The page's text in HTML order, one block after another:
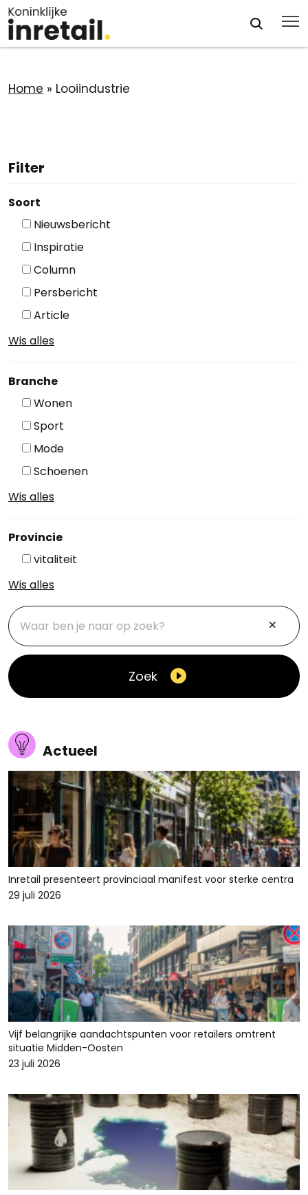
Home » Looiindustrie
Filter
Soort
Nieuwsbericht
Inspiratie
Column
Persbericht
Article
Wis alles
Branche
Wonen
Sport
Mode
Schoenen
Wis alles
Provincie
vitaliteit
Wis alles
Zoek
Actueel
Inretail presenteert provinciaal manifest voor sterke centra
29 juli 2026
Vijf belangrijke aandachtspunten voor retailers omtrent
situatie Midden-Oosten
23 juli 2026